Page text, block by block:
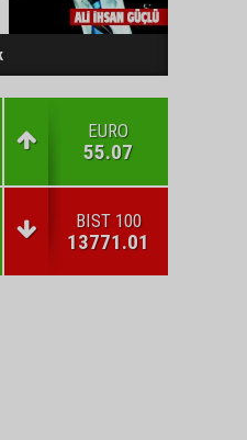
EURO
55.07
BIST 100
13771.01